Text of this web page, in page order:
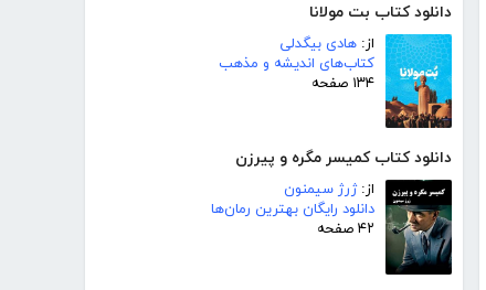
دانلود کتاب بت مولانا
از: هادی بیگدلی
کتاب‌های اندیشه و مذهب
۱۳۴ صفحه
دانلود کتاب کمیسر مگره و پیرزن
از:ژرژ سیمنون
دانلود رایگان بهترین رمان‌ها
۴۲ صفحه